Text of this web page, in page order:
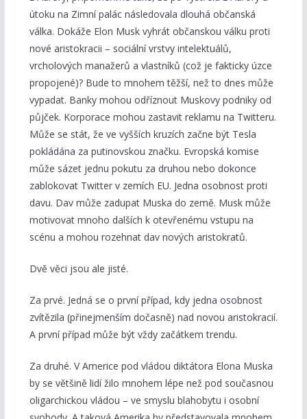
útoku na Zimní palác následovala dlouhá občanská
válka. Dokáže Elon Musk vyhrát občanskou válku proti
nové aristokracii – sociální vrstvy intelektuálů,
vrcholových manažerů a vlastníků (což je fakticky úzce
propojené)? Bude to mnohem těžší, než to dnes může
vypadat. Banky mohou odříznout Muskovy podniky od
půjček. Korporace mohou zastavit reklamu na Twitteru.
Může se stát, že ve vyšších kruzích začne být Tesla
pokládána za putinovskou značku. Evropská komise
může sázet jednu pokutu za druhou nebo dokonce
zablokovat Twitter v zemích EU. Jedna osobnost proti
davu. Dav může zadupat Muska do země. Musk může
motivovat mnoho dalších k otevřenému vstupu na
scénu a mohou rozehnat dav nových aristokratů.
Dvě věci jsou ale jisté.
Za prvé. Jedná se o první případ, kdy jedna osobnost
zvítězila (přinejmenším dočasně) nad novou aristokracií.
A první případ může být vždy začátkem trendu.
Za druhé. V Americe pod vládou diktátora Elona Muska
by se většině lidí žilo mnohem lépe než pod současnou
oligarchickou vládou – ve smyslu blahobytu i osobní